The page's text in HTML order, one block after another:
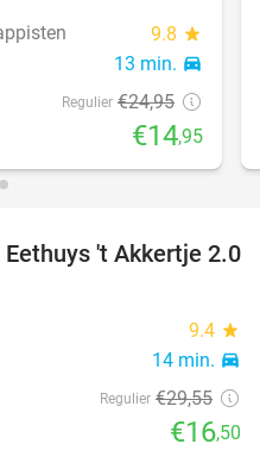
9.8 star
13 min. directions_car
Regulier €24,95
€14,95
44%
't Akkertje 2.0
9.4 star
14 min. directions_car
Regulier €29,55
€16,50